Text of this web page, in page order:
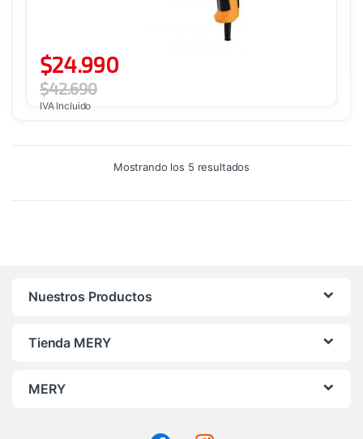
$24.990
$42.690
IVA Incluido
Mostrando los 5 resultados
Nuestros Productos
Tienda MERY
MERY